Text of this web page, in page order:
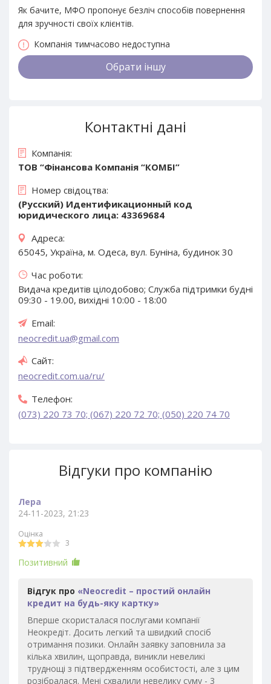
Як бачите, МФО пропонує безліч способів повернення
для зручності своїх клієнтів.
Компанія тимчасово недоступна
Обрати іншу
Контактні дані
Компанія:
ТОВ “Фінансова Компанія “КОМБІ”
Номер свідоцтва:
(Русский) Идентификационный код
юридического лица: 43369684
Адреса:
65045, Україна, м. Одеса, вул. Буніна, будинок 30
Час роботи:
Видача кредитів цілодобово; Служба підтримки будні
09:30 - 19.00, вихідні 10:00 - 18:00
Email:
neocredit.ua@gmail.com
Сайт:
neocredit.com.ua/ru/
Телефон:
(073) 220 73 70; (067) 220 72 70; (050) 220 74 70
Відгуки про компанію
Лера
24-11-2023, 21:23
Оцінка
3
Позитивний
Відгук про «Neocredit – простий онлайн
кредит на будь-яку картку»
Вперше скористалася послугами компанії
Неокредіт. Досить легкий та швидкий спосіб
отримання позики. Онлайн заявку заповнила за
кілька хвилин, щоправда, виникли невеликі
труднощі з підтвердженням особистості, але з цим
розібралася. Мені схвалили невелику суму - 3